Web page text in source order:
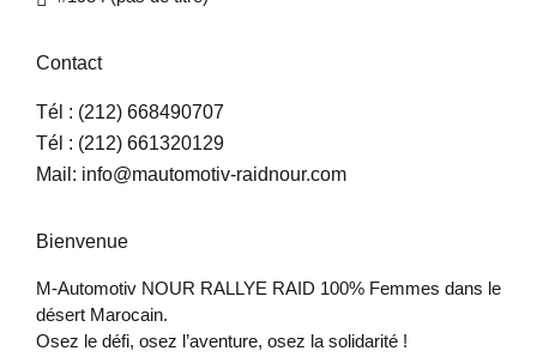
Contact
Tél : (212) 668490707
Tél : (212) 661320129
Mail: info@mautomotiv-raidnour.com
Bienvenue
M-Automotiv NOUR RALLYE RAID 100% Femmes dans le
désert Marocain.
Osez le défi, osez l’aventure, osez la solidarité !